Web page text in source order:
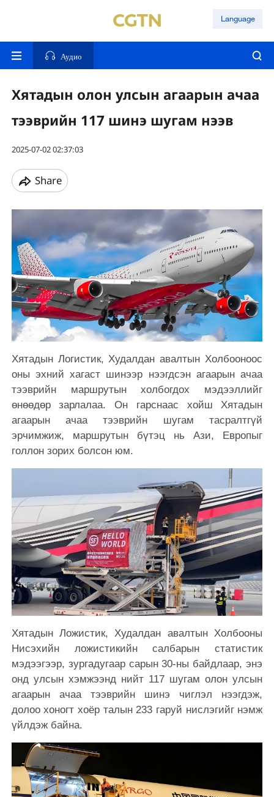
Language
Аудио
Хятадын олон улсын агаарын ачаа
тээврийн 117 шинэ шугам нээв
2025-07-02 02:37:03
Share
Хятадын Логистик, Худалдан авалтын Холбооноос
оны эхний хагаст шинээр нээгдсэн агаарын ачаа
тээврийн маршрутын холбогдох мэдээллийг
өнөөдөр зарлалаа. Он гарснаас хойш Хятадын
агаарын ачаа тээврийн шугам тасралтгүй
эрчимжиж, маршрутын бүтэц нь Ази, Европыг
голлон зорих болсон юм.
Хятадын Ложистик, Худалдан авалтын Холбооны
Нисэхийн ложистикийн салбарын статистик
мэдээгээр, зургадугаар сарын 30-ны байдлаар, энэ
онд улсын хэмжээнд нийт 117 шугам олон улсын
агаарын ачаа тээврийн шинэ чиглэл нээгдэж,
долоо хоногт хоёр талын 233 гаруй нислэгийг нэмж
үйлдэж байна.